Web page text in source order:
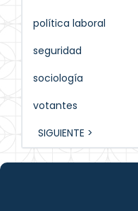
política laboral
seguridad
sociología
votantes
SIGUIENTE >